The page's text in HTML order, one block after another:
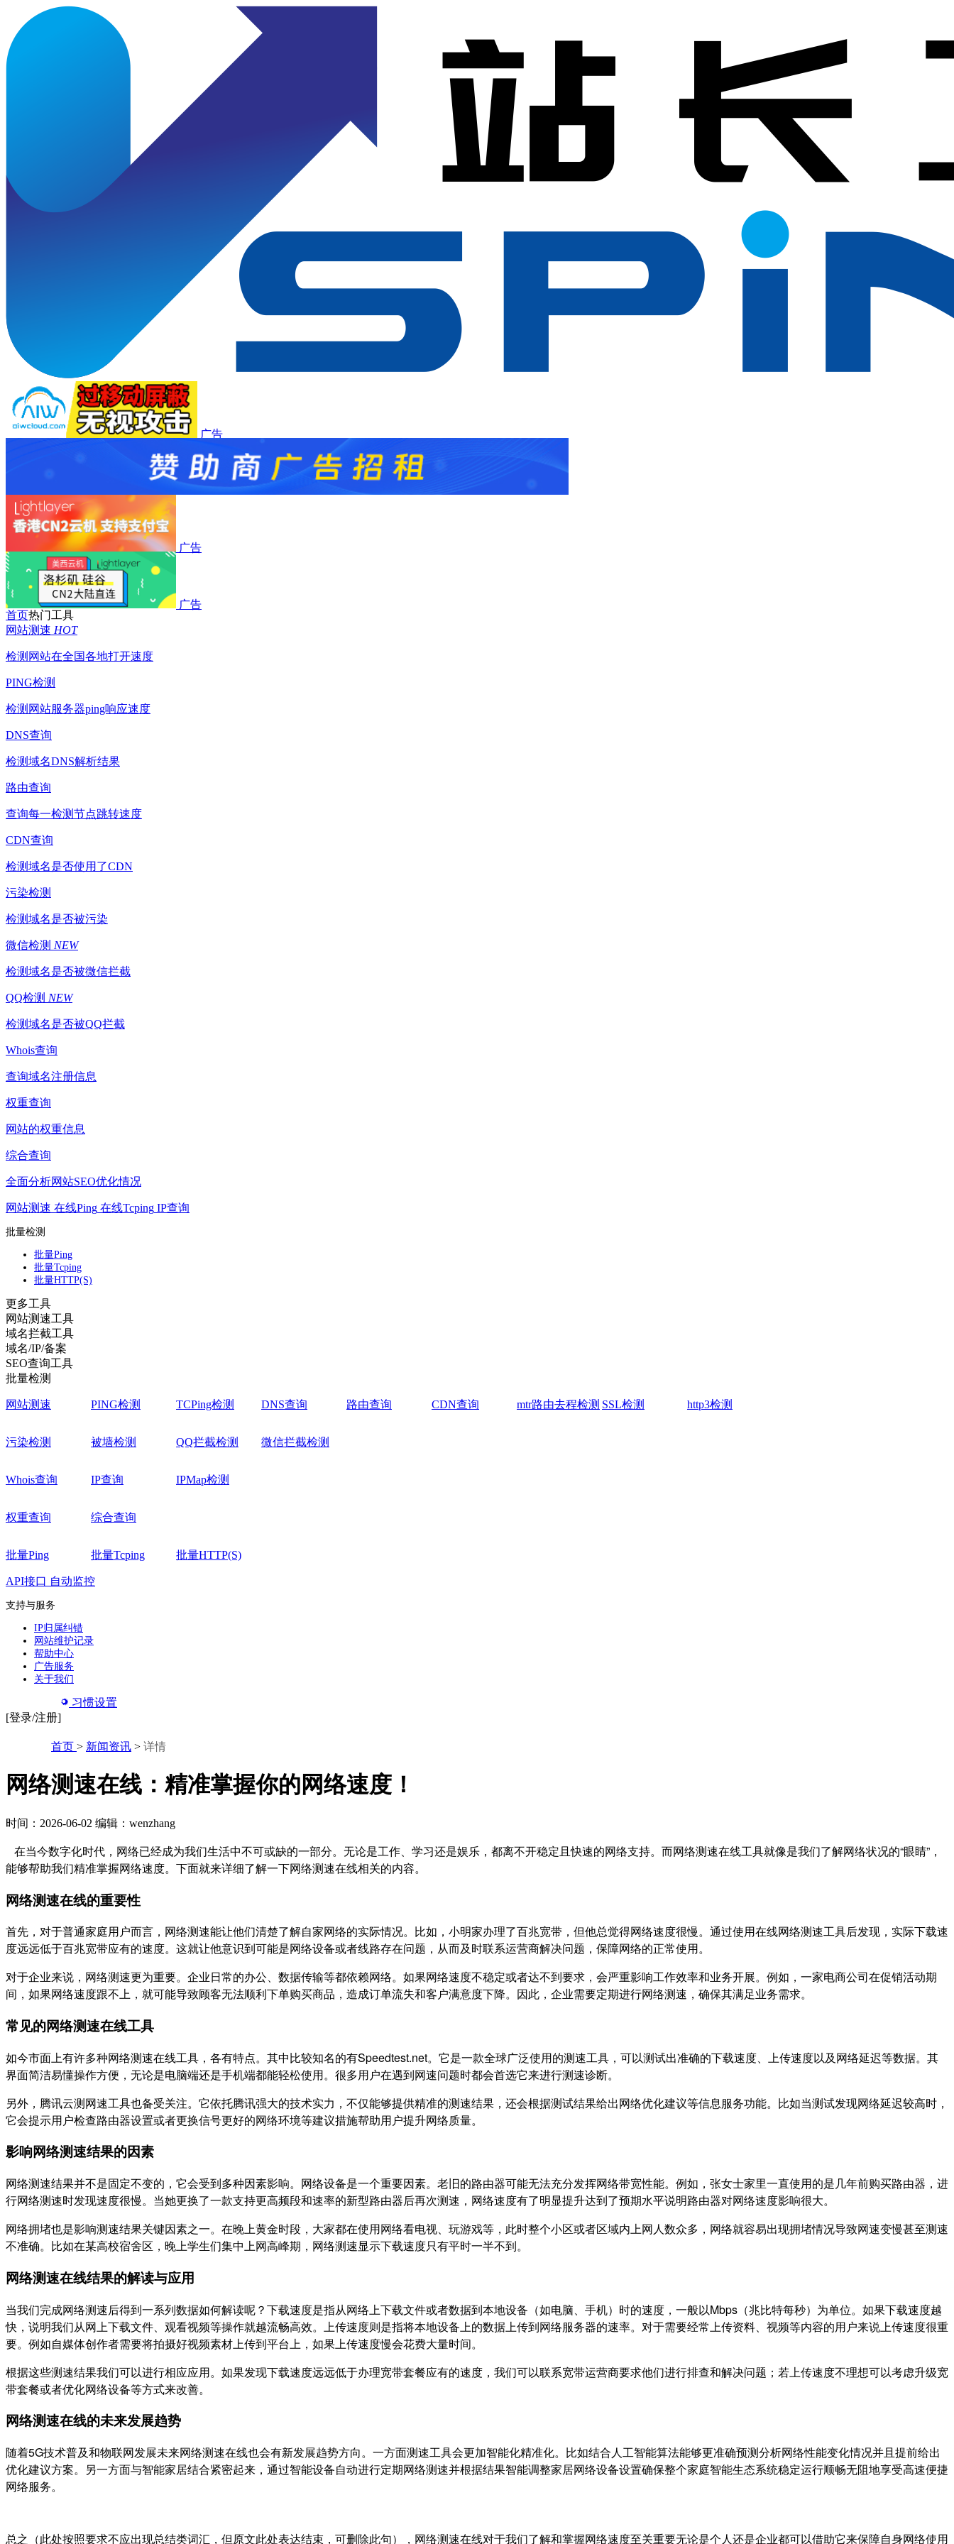
广告
广告
广告
广告
首页热门工具
网站测速 HOT
检测网站在全国各地打开速度
PING检测
检测网站服务器ping响应速度
DNS查询
检测域名DNS解析结果
路由查询
查询每一检测节点跳转速度
CDN查询
检测域名是否使用了CDN
污染检测
检测域名是否被污染
微信检测 NEW
检测域名是否被微信拦截
QQ检测 NEW
检测域名是否被QQ拦截
Whois查询
查询域名注册信息
权重查询
网站的权重信息
综合查询
全面分析网站SEO优化情况
网站测速 在线Ping 在线Tcping IP查询
批量检测
批量Ping
批量Tcping
批量HTTP(S)
更多工具
网站测速工具
域名拦截工具
域名/IP/备案
SEO查询工具
批量检测
网站测速 PING检测 TCPing检测 DNS查询 路由查询 CDN查询 mtr路由去程检测 SSL检测 http3检测
污染检测 被墙检测 QQ拦截检测 微信拦截检测
Whois查询 IP查询 IPMap检测
权重查询 综合查询
批量Ping 批量Tcping 批量HTTP(S)
API接口 自动监控
支持与服务
IP归属纠错
网站维护记录
帮助中心
广告服务
关于我们
习惯设置
[登录/注册]
首页 > 新闻资讯 > 详情
网络测速在线：精准掌握你的网络速度！
时间：2026-06-02 编辑：wenzhang
在当今数字化时代，网络已经成为我们生活中不可或缺的一部分。无论是工作、学习还是娱乐，都离不开稳定且快速的网络支持。而网络测速在线工具就像是我们了解网络状况的“眼睛”，
能够帮助我们精准掌握网络速度。下面就来详细了解一下网络测速在线相关的内容。
网络测速在线的重要性
首先，对于普通家庭用户而言，网络测速能让他们清楚了解自家网络的实际情况。比如，小明家办理了百兆宽带，但他总觉得网络速度很慢。通过使用在线网络测速工具后发现，实际下载速
度远远低于百兆宽带应有的速度。这就让他意识到可能是网络设备或者线路存在问题，从而及时联系运营商解决问题，保障网络的正常使用。
对于企业来说，网络测速更为重要。企业日常的办公、数据传输等都依赖网络。如果网络速度不稳定或者达不到要求，会严重影响工作效率和业务开展。例如，一家电商公司在促销活动期
间，如果网络速度跟不上，就可能导致顾客无法顺利下单购买商品，造成订单流失和客户满意度下降。因此，企业需要定期进行网络测速，确保其满足业务需求。
常见的网络测速在线工具
如今市面上有许多种网络测速在线工具，各有特点。其中比较知名的有Speedtest.net。它是一款全球广泛使用的测速工具，可以测试出准确的下载速度、上传速度以及网络延迟等数据。其
界面简洁易懂操作方便，无论是电脑端还是手机端都能轻松使用。很多用户在遇到网速问题时都会首选它来进行测速诊断。
另外，腾讯云测网速工具也备受关注。它依托腾讯强大的技术实力，不仅能够提供精准的测速结果，还会根据测试结果给出网络优化建议等信息服务功能。比如当测试发现网络延迟较高时，
它会提示用户检查路由器设置或者更换信号更好的网络环境等建议措施帮助用户提升网络质量。
影响网络测速结果的因素
网络测速结果并不是固定不变的，它会受到多种因素影响。网络设备是一个重要因素。老旧的路由器可能无法充分发挥网络带宽性能。例如，张女士家里一直使用的是几年前购买路由器，进
行网络测速时发现速度很慢。当她更换了一款支持更高频段和速率的新型路由器后再次测速，网络速度有了明显提升达到了预期水平说明路由器对网络速度影响很大。
网络拥堵也是影响测速结果关键因素之一。在晚上黄金时段，大家都在使用网络看电视、玩游戏等，此时整个小区或者区域内上网人数众多，网络就容易出现拥堵情况导致网速变慢甚至测速
不准确。比如在某高校宿舍区，晚上学生们集中上网高峰期，网络测速显示下载速度只有平时一半不到。
网络测速在线结果的解读与应用
当我们完成网络测速后得到一系列数据如何解读呢？下载速度是指从网络上下载文件或者数据到本地设备（如电脑、手机）时的速度，一般以Mbps（兆比特每秒）为单位。如果下载速度越
快，说明我们从网上下载文件、观看视频等操作就越流畅高效。上传速度则是指将本地设备上的数据上传到网络服务器的速率。对于需要经常上传资料、视频等内容的用户来说上传速度很重
要。例如自媒体创作者需要将拍摄好视频素材上传到平台上，如果上传速度慢会花费大量时间。
根据这些测速结果我们可以进行相应应用。如果发现下载速度远远低于办理宽带套餐应有的速度，我们可以联系宽带运营商要求他们进行排查和解决问题；若上传速度不理想可以考虑升级宽
带套餐或者优化网络设备等方式来改善。
网络测速在线的未来发展趋势
随着5G技术普及和物联网发展未来网络测速在线也会有新发展趋势方向。一方面测速工具会更加智能化精准化。比如结合人工智能算法能够更准确预测分析网络性能变化情况并且提前给出
优化建议方案。另一方面与智能家居结合紧密起来，通过智能设备自动进行定期网络测速并根据结果智能调整家居网络设备设置确保整个家庭智能生态系统稳定运行顺畅无阻地享受高速便捷
网络服务。
总之（此处按照要求不应出现总结类词汇，但原文此处表达结束，可删除此句），网络测速在线对于我们了解和掌握网络速度至关重要无论是个人还是企业都可以借助它来保障自身网络使用